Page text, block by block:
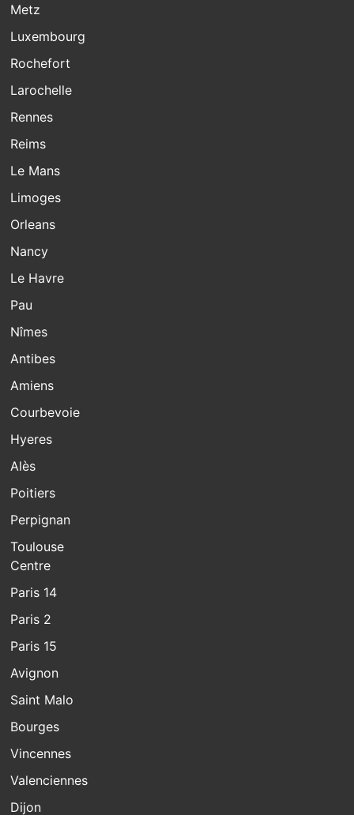
Metz
Luxembourg
Rochefort
Larochelle
Rennes
Reims
Le Mans
Limoges
Orleans
Nancy
Le Havre
Pau
Nîmes
Antibes
Amiens
Courbevoie
Hyeres
Alès
Poitiers
Perpignan
Toulouse
Centre
Paris 14
Paris 2
Paris 15
Avignon
Saint Malo
Bourges
Vincennes
Valenciennes
Dijon